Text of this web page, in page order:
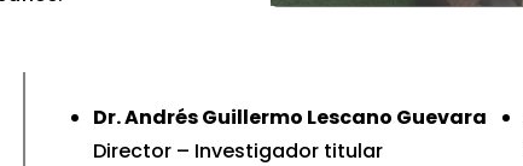
Dr. Andrés Guillermo Lescano Guevara
Director – Investigador titular